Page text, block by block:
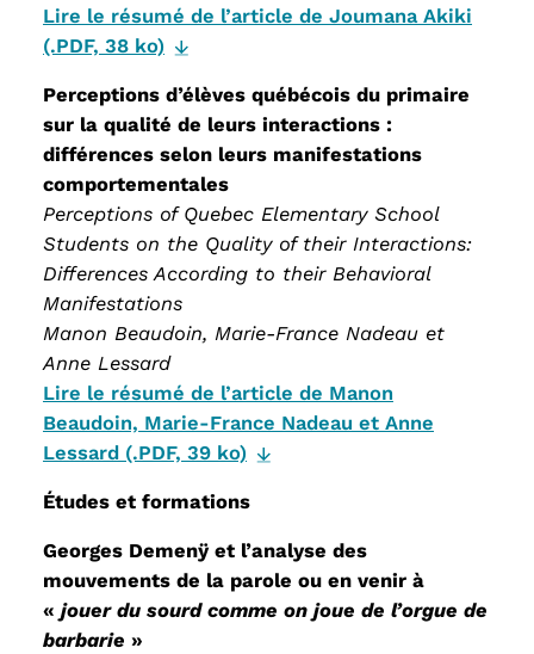
Lire le résumé de l’article de Joumana Akiki
(.PDF, 38 ko)
Perceptions d’élèves québécois du primaire
sur la qualité de leurs interactions :
différences selon leurs manifestations
comportementales
Perceptions of Quebec Elementary School
Students on the Quality of their Interactions:
Differences According to their Behavioral
Manifestations
Manon Beaudoin, Marie-France Nadeau et
Anne Lessard
Lire le résumé de l’article de Manon
Beaudoin, Marie-France Nadeau et Anne
Lessard (.PDF, 39 ko)
Études et formations
Georges Demenÿ et l’analyse des
mouvements de la parole ou en venir à
« jouer du sourd comme on joue de l’orgue de
barbarie »